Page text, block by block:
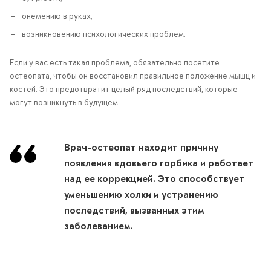
онемению в руках;
возникновению психологических проблем.
Если у вас есть такая проблема, обязательно посетите
остеопата, чтобы он восстановил правильное положение мышц и
костей. Это предотвратит целый ряд последствий, которые
могут возникнуть в будущем.
Врач-остеопат находит причину
появления вдовьего горбика и работает
над ее коррекцией. Это способствует
уменьшению холки и устранению
последствий, вызванных этим
заболеванием.